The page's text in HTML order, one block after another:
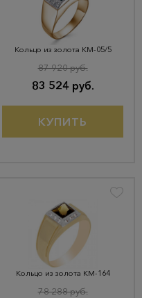
Кольцо из золота КМ-05/5
83 524 руб.
87 920 руб.
КУПИТЬ
Кольцо из золота КМ-164
78 288 руб.